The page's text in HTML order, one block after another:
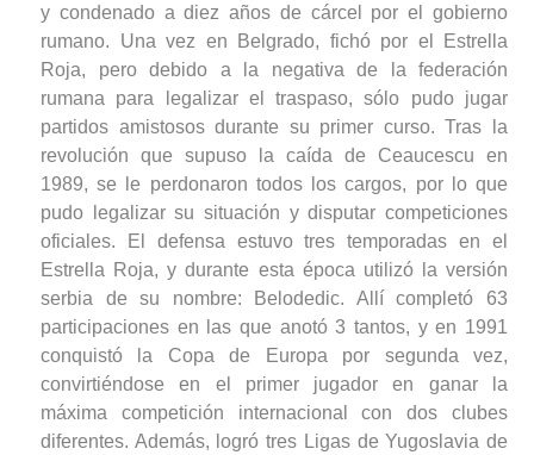
y condenado a diez años de cárcel por el gobierno
rumano. Una vez en Belgrado, fichó por el Estrella
Roja, pero debido a la negativa de la federación
rumana para legalizar el traspaso, sólo pudo jugar
partidos amistosos durante su primer curso. Tras la
revolución que supuso la caída de Ceaucescu en
1989, se le perdonaron todos los cargos, por lo que
pudo legalizar su situación y disputar competiciones
oficiales. El defensa estuvo tres temporadas en el
Estrella Roja, y durante esta época utilizó la versión
serbia de su nombre: Belodedic. Allí completó 63
participaciones en las que anotó 3 tantos, y en 1991
conquistó la Copa de Europa por segunda vez,
convirtiéndose en el primer jugador en ganar la
máxima competición internacional con dos clubes
diferentes. Además, logró tres Ligas de Yugoslavia de